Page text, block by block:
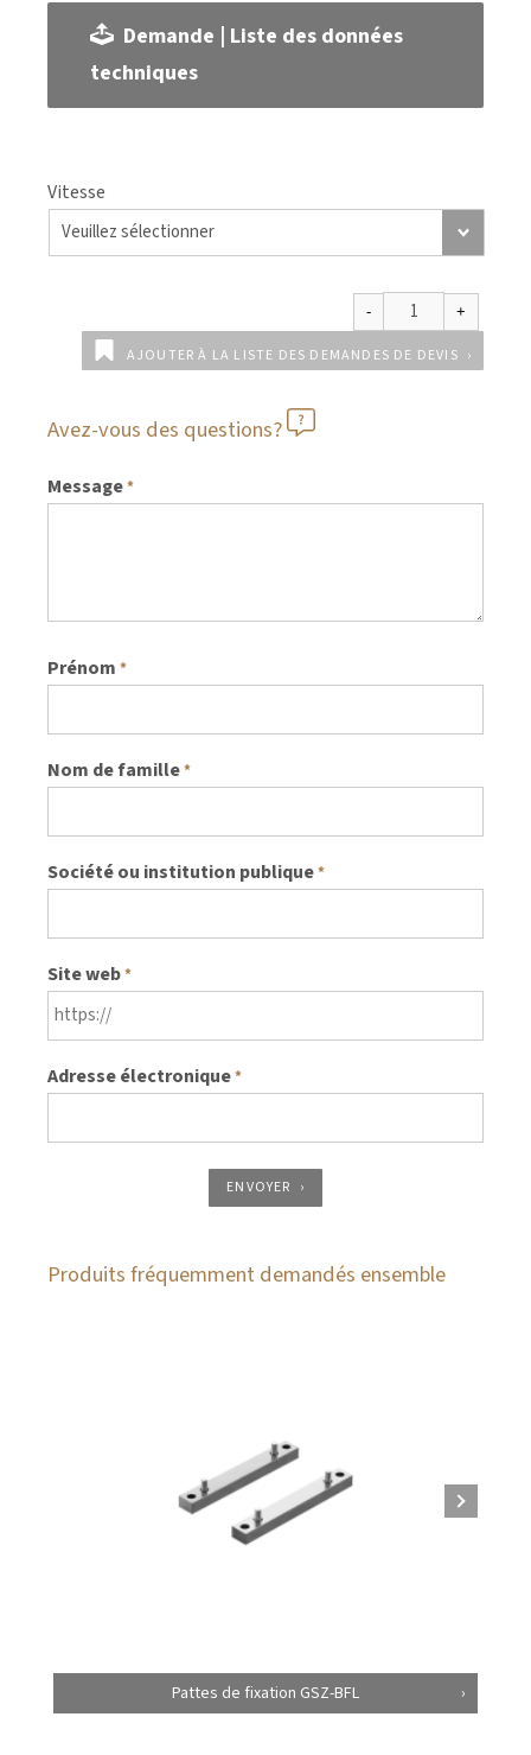
Demande | Liste des données
techniques
Vitesse
AJOUTER À LA LISTE DES DEMANDES DE DEVIS
Avez-vous des questions?
Message*
Prénom *
Nom de famille*
Société ou institution publique*
Site web*
Adresse électronique*
ENVOYER
Produits fréquemment demandés ensemble
Pattes de fixation GSZ-BFL